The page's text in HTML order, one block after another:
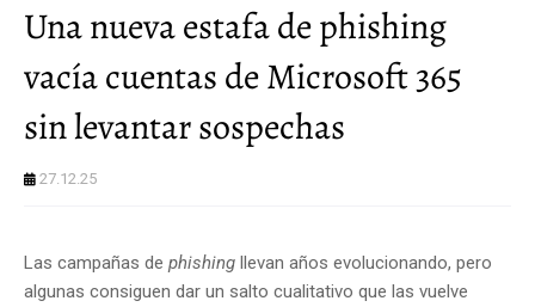
Una nueva estafa de phishing
vacía cuentas de Microsoft 365
sin levantar sospechas
27.12.25
Las campañas de phishing llevan años evolucionando, pero
algunas consiguen dar un salto cualitativo que las vuelve